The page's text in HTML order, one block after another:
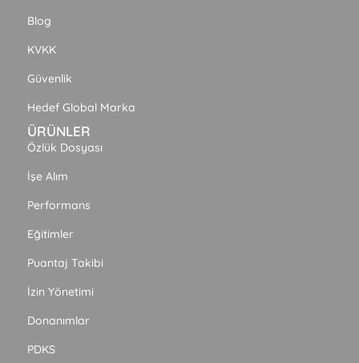
Blog
KVKK
Güvenlik
Hedef Global Marka
ÜRÜNLER
Özlük Dosyası
İşe Alım
Performans
Eğitimler
Puantaj Takibi
İzin Yönetimi
Donanımlar
PDKS